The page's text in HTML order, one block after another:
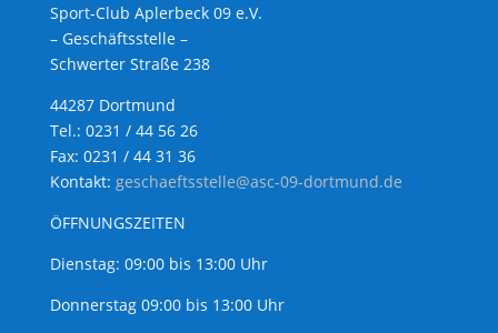
Sport-Club Aplerbeck 09 e.V.
– Geschäftsstelle –
Schwerter Straße 238
44287 Dortmund
Tel.: 0231 / 44 56 26
Fax: 0231 / 44 31 36
Kontakt: geschaeftsstelle@asc-09-dortmund.de
ÖFFNUNGSZEITEN
Dienstag: 09:00 bis 13:00 Uhr
Donnerstag 09:00 bis 13:00 Uhr